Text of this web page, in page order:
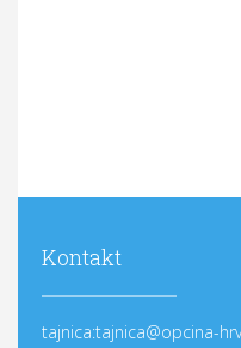
Kontakt
tajnica:tajnica@opcina-